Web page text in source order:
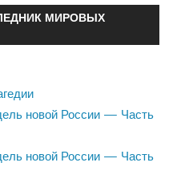
МИРОВЫХ
новой России — Часть
новой России — Часть